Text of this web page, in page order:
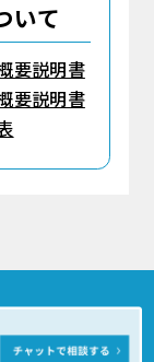
いて
要説明書
要説明書